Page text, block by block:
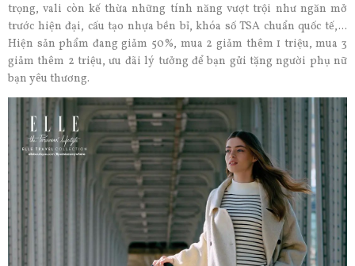
trọng, vali còn kế thừa những tính năng vượt trội như ngăn mở
trước hiện đại, cấu tạo nhựa bền bỉ, khóa số TSA chuẩn quốc tế,...
Hiện sản phẩm đang giảm 50%, mua 2 giảm thêm 1 triệu, mua 3
giảm thêm 2 triệu, ưu đãi lý tưởng để bạn gửi tặng người phụ nữ
bạn yêu thương.